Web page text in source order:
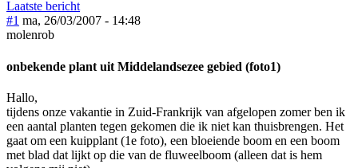
Laatste bericht
#1 ma, 26/03/2007 - 14:48
molenrob
onbekende plant uit Middelandsezee gebied (foto1)
Hallo,
tijdens onze vakantie in Zuid-Frankrijk van afgelopen zomer ben ik
een aantal planten tegen gekomen die ik niet kan thuisbrengen. Het
gaat om een kuipplant (1e foto), een bloeiende boom en een boom
met blad dat lijkt op die van de fluweelboom (alleen dat is hem